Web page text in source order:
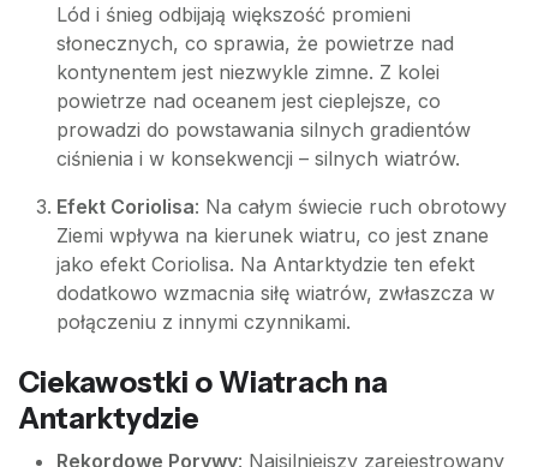
Lód i śnieg odbijają większość promieni
słonecznych, co sprawia, że powietrze nad
kontynentem jest niezwykle zimne. Z kolei
powietrze nad oceanem jest cieplejsze, co
prowadzi do powstawania silnych gradientów
ciśnienia i w konsekwencji – silnych wiatrów.
Efekt Coriolisa: Na całym świecie ruch obrotowy
Ziemi wpływa na kierunek wiatru, co jest znane
jako efekt Coriolisa. Na Antarktydzie ten efekt
dodatkowo wzmacnia siłę wiatrów, zwłaszcza w
połączeniu z innymi czynnikami.
Ciekawostki o Wiatrach na
Antarktydzie
Rekordowe Porywy: Najsilniejszy zarejestrowany